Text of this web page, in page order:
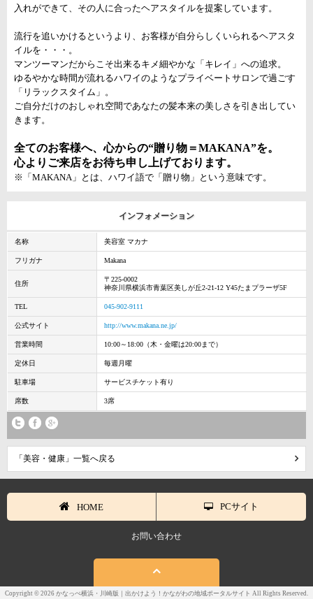
入れができて、その人に合ったヘアスタイルを提案しています。
流行を追いかけるというより、お客様が自分らしくいられるヘアスタ
イルを・・・。
マンツーマンだからこそ出来るキメ細やかな「キレイ」への追求。
ゆるやかな時間が流れるハワイのようなプライベートサロンで過ごす
「リラックスタイム」。
ご自分だけのおしゃれ空間であなたの髪本来の美しさを引き出してい
きます。
全てのお客様へ、心からの“贈り物＝MAKANA”を。
心よりご来店をお待ち申し上げております。
※「MAKANA」とは、ハワイ語で「贈り物」という意味です。
インフォメーション
名称 美容室 マカナ
フリガナ Makana
住所
〒225-0002
神奈川県横浜市青葉区美しが丘2-21-12 Y45たまプラーザ5F
TEL 045-902-9111
公式サイト http://www.makana.ne.jp/
営業時間 10:00～18:00（木・金曜は20:00まで）
定休日 毎週月曜
駐車場 サービスチケット有り
席数 3席
「美容・健康」一覧へ戻る
HOME PCサイト
お問い合わせ
Copyright © 2026 かなっぺ横浜・川崎版｜出かけよう！かながわの地域ポータルサイト All Rights Reserved.